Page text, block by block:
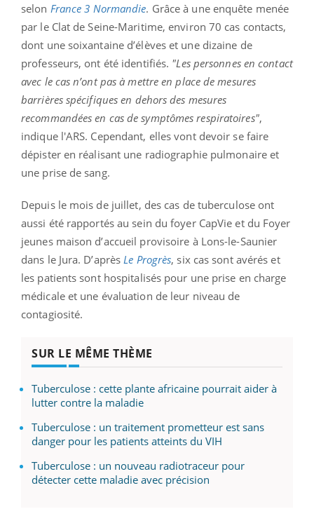
selon France 3 Normandie. Grâce à une enquête menée
par le Clat de Seine-Maritime, environ 70 cas contacts,
dont une soixantaine d’élèves et une dizaine de
professeurs, ont été identifiés. "Les personnes en contact
avec le cas n’ont pas à mettre en place de mesures
barrières spécifiques en dehors des mesures
recommandées en cas de symptômes respiratoires",
indique l'ARS. Cependant, elles vont devoir se faire
dépister en réalisant une radiographie pulmonaire et
une prise de sang.
Depuis le mois de juillet, des cas de tuberculose ont
aussi été rapportés au sein du foyer CapVie et du Foyer
jeunes maison d’accueil provisoire à Lons-le-Saunier
dans le Jura. D’après Le Progrès, six cas sont avérés et
les patients sont hospitalisés pour une prise en charge
médicale et une évaluation de leur niveau de
contagiosité.
SUR LE MÊME THÈME
Tuberculose : cette plante africaine pourrait aider à
lutter contre la maladie
Tuberculose : un traitement prometteur est sans
danger pour les patients atteints du VIH
Tuberculose : un nouveau radiotraceur pour
détecter cette maladie avec précision